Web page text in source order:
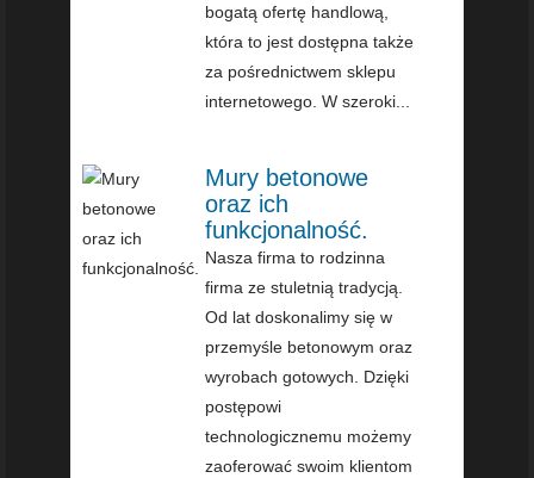
bogatą ofertę handlową,
która to jest dostępna także
za pośrednictwem sklepu
internetowego. W szeroki...
Mury betonowe
oraz ich
funkcjonalność.
Nasza firma to rodzinna
firma ze stuletnią tradycją.
Od lat doskonalimy się w
przemyśle betonowym oraz
wyrobach gotowych. Dzięki
postępowi
technologicznemu możemy
zaoferować swoim klientom